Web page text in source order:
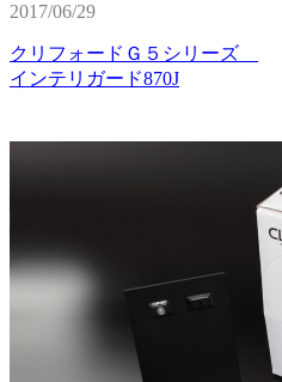
2017/06/29
クリフォードＧ５シリーズ
インテリガード870J